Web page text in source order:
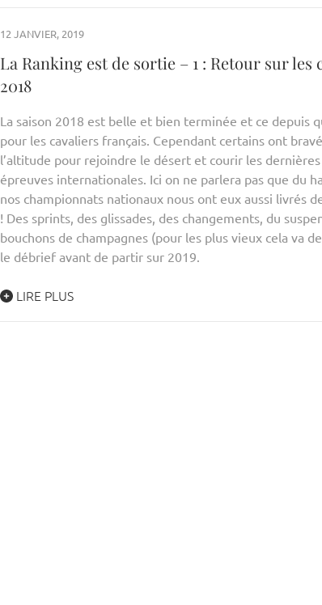
12 JANVIER, 2019
La Ranking est de sortie – 1 : Retour sur les
2018
La saison 2018 est belle et bien terminée et ce depuis
pour les cavaliers français. Cependant certains ont
l’altitude pour rejoindre le désert et courir les dernières
épreuves internationales. Ici on ne parlera pas que du
nos championnats nationaux nous ont eux aussi livrés
! Des sprints, des glissades, des changements, du
bouchons de champagnes (pour les plus vieux cela va
le débrief avant de partir sur 2019.
LIRE PLUS